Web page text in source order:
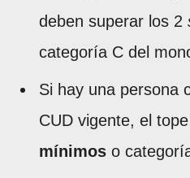
deben superar los 2
categoría C del
Si hay una persona
CUD vigente, el
mínimos o